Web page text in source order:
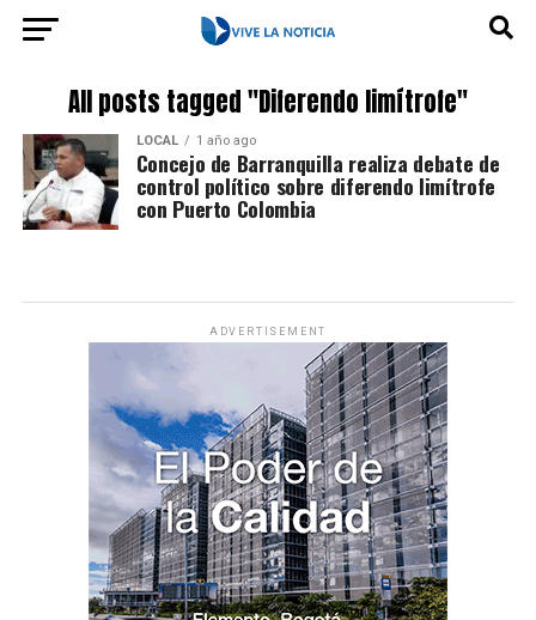
All posts tagged "Diferendo limítrofe"
LOCAL 1 año ago
Concejo de Barranquilla realiza debate de
control político sobre diferendo limítrofe
con Puerto Colombia
ADVERTISEMENT